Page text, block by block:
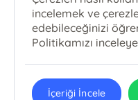
incelemek ve
edebileceğinizi
Politikamızı
İçeriği İncele